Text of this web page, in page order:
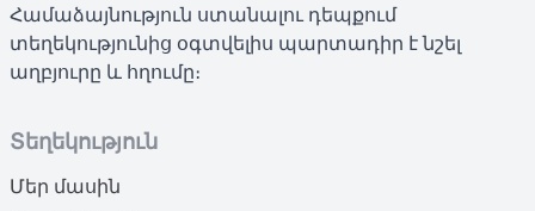
Համաձայնություն ստանալու դեպքում
տեղեկությունից օգտվելիս պարտադիր է նշել
աղբյուրը և հղումը։
Տեղեկություն
Մեր մասին